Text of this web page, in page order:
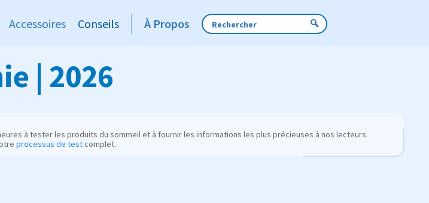
Accessoires Conseils À Propos
| 2026
à tester les produits du sommeil et à fournir les informations les plus précieuses à nos lecteurs.
processus de testcomplet.